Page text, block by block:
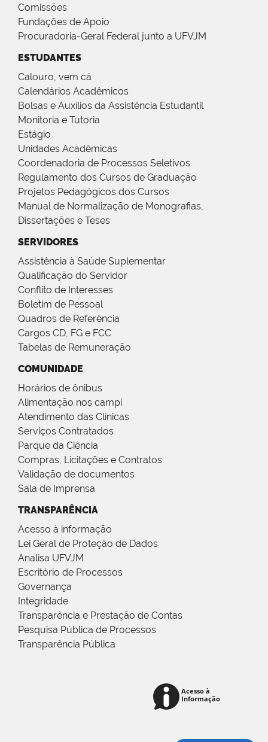
Comissões
Fundações de Apoio
Procuradoria-Geral Federal junto a UFVJM
ESTUDANTES
Calouro, vem cá
Calendários Acadêmicos
Bolsas e Auxílios da Assistência Estudantil
Monitoria e Tutoria
Estágio
Unidades Acadêmicas
Coordenadoria de Processos Seletivos
Regulamento dos Cursos de Graduação
Projetos Pedagógicos dos Cursos
Manual de Normalização de Monografias,
Dissertações e Teses
SERVIDORES
Assistência à Saúde Suplementar
Qualificação do Servidor
Conflito de Interesses
Boletim de Pessoal
Quadros de Referência
Cargos CD, FG e FCC
Tabelas de Remuneração
COMUNIDADE
Horários de ônibus
Alimentação nos campi
Atendimento das Clínicas
Serviços Contratados
Parque da Ciência
Compras, Licitações e Contratos
Validação de documentos
Sala de Imprensa
TRANSPARÊNCIA
Acesso à informação
Lei Geral de Proteção de Dados
Analisa UFVJM
Escritório de Processos
Governança
Integridade
Transparência e Prestação de Contas
Pesquisa Pública de Processos
Transparência Pública